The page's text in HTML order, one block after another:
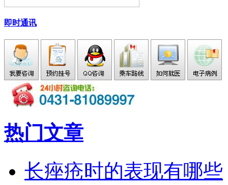
即时通讯
热门文章
长痤疮时的表现有哪些